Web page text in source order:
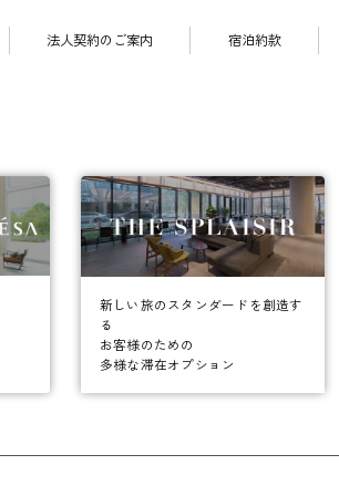
法人契約のご案内 宿泊約款
新しい旅のスタンダードを創造す
る
お客様のための
多様な滞在オプション